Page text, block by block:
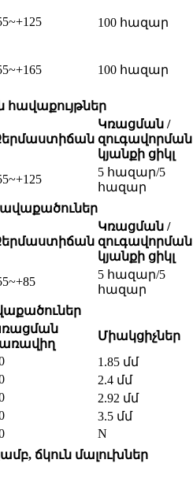
100 հազար
100 հազար
հավաքույթներ
Կռացման /
զուգավորման
կյանքի ցիկլ
5 հազար/5
հազար
Կռացման /
զուգավորման
կյանքի ցիկլ
5 հազար/5
հազար
Միակցիչներ
1.85 մմ
2.4 մմ
2.92 մմ
3.5 մմ
N
ճկուն մալուխներ